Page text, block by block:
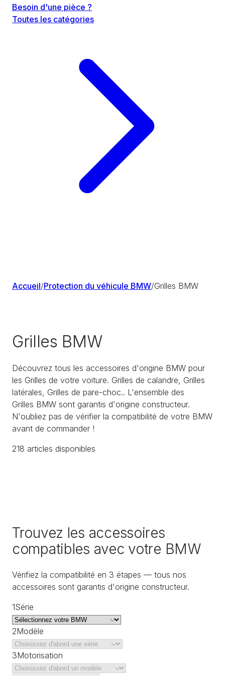
Besoin d'une pièce ?
Toutes les catégories
Accueil/Protection du véhicule BMW/Grilles BMW
Grilles BMW
Découvrez tous les accessoires d'origine BMW pour
les Grilles de votre voiture. Grilles de calandre, Grilles
latérales, Grilles de pare-choc.. L'ensemble des
Grilles BMW sont garantis d'origine constructeur.
N'oubliez pas de vérifier la compatibilité de votre BMW
avant de commander !
218 articles disponibles
Trouvez les accessoires
compatibles avec votre BMW
Vérifiez la compatibilité en 3 étapes — tous nos
accessoires sont garantis d'origine constructeur.
1Série
2Modèle
3Motorisation